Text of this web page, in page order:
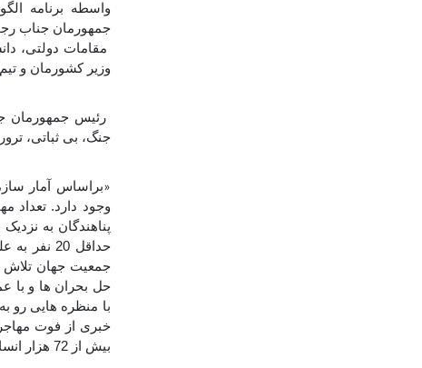
واسطه برنامه
جمهورمان جناب
مقامات دولتی،
وزیر کشورمان و
رئیس جمهورمان
جنگ، بی ثباتی،
«
جمعیت جهان تلاش
حل بحران ها و با
با منظره هایی رو
بیش از 72 هزار انسان درمسیر مهاجرت جان خود را از دست داده اند